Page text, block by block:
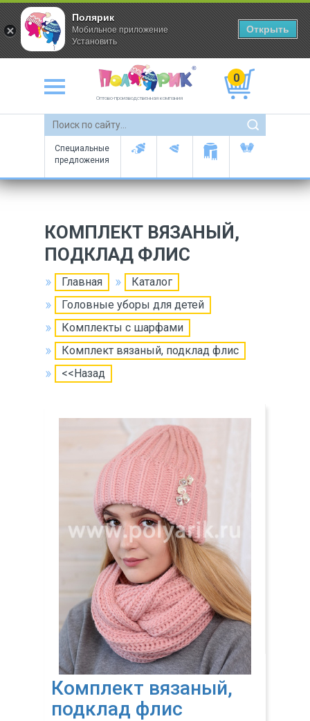
Оптово-производственная компания
0
Специальные
предложения
КОМПЛЕКТ ВЯЗАНЫЙ,
ПОДКЛАД ФЛИС
Главная
Каталог
Головные уборы для детей
Комплекты с шарфами
Комплект вязаный, подклад флис
<<Назад
Комплект вязаный,
подклад флис
Полярик
Мобильное приложение
Установить
Открыть